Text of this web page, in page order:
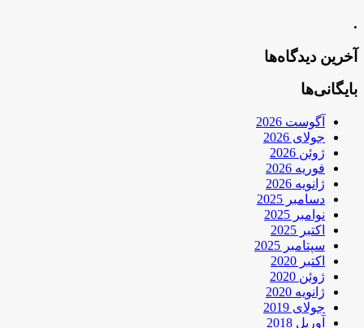
.
آخرین دیدگاه‌ها
بایگانی‌ها
آگوست 2026
جولای 2026
ژوئن 2026
فوریه 2026
ژانویه 2026
دسامبر 2025
نوامبر 2025
اکتبر 2025
سپتامبر 2025
اکتبر 2020
ژوئن 2020
ژانویه 2020
جولای 2019
آوریل 2018